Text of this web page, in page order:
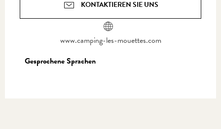
KONTAKTIEREN SIE UNS
www.camping-les-mouettes.com
Gesprochene Sprachen
Gesprochene Sprachen